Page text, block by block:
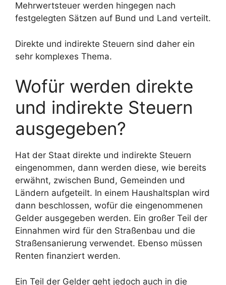
Mehrwertsteuer werden hingegen nach
festgelegten Sätzen auf Bund und Land verteilt.
Direkte und indirekte Steuern sind daher ein
sehr komplexes Thema.
Wofür werden direkte
und indirekte Steuern
ausgegeben?
Hat der Staat direkte und indirekte Steuern
eingenommen, dann werden diese, wie bereits
erwähnt, zwischen Bund, Gemeinden und
Ländern aufgeteilt. In einem Haushaltsplan wird
dann beschlossen, wofür die eingenommenen
Gelder ausgegeben werden. Ein großer Teil der
Einnahmen wird für den Straßenbau und die
Straßensanierung verwendet. Ebenso müssen
Renten finanziert werden.
Ein Teil der Gelder geht jedoch auch in die